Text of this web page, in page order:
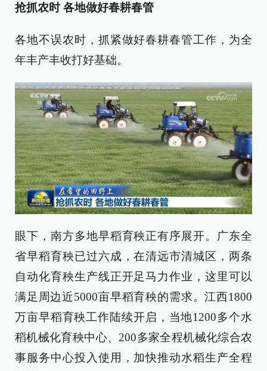
抢抓农时 各地做好春耕春管
各地不误农时，抓紧做好春耕春管工作，为全
年丰产丰收打好基础。
眼下，南方多地早稻育秧正有序展开。广东全
省早稻育秧已过六成，在清远市清城区，两条
自动化育秧生产线正开足马力作业，这里可以
满足周边近5000亩早稻育秧的需求。江西1800
万亩早稻育秧工作陆续开启，当地1200多个水
稻机械化育秧中心、200多家全程机械化综合农
事服务中心投入使用，加快推动水稻生产全程